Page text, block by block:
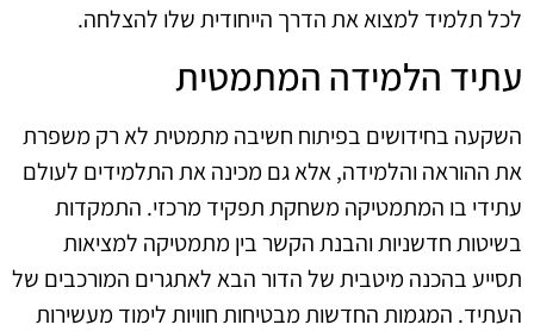
לכל תלמיד למצוא את הדרך הייחודית שלו להצלחה.
עתיד הלמידה המתמטית
השקעה בחידושים בפיתוח חשיבה מתמטית לא רק משפרת
את ההוראה והלמידה, אלא גם מכינה את התלמידים לעולם
עתידי בו המתמטיקה משחקת תפקיד מרכזי. התמקדות
בשיטות חדשניות והבנת הקשר בין מתמטיקה למציאות
תסייע בהכנה מיטבית של הדור הבא לאתגרים המורכבים של
העתיד. המגמות החדשות מבטיחות חוויות לימוד מעשירות